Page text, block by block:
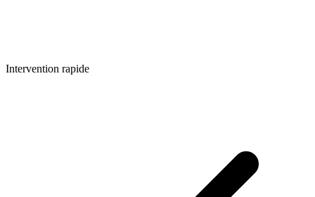
Intervention rapide